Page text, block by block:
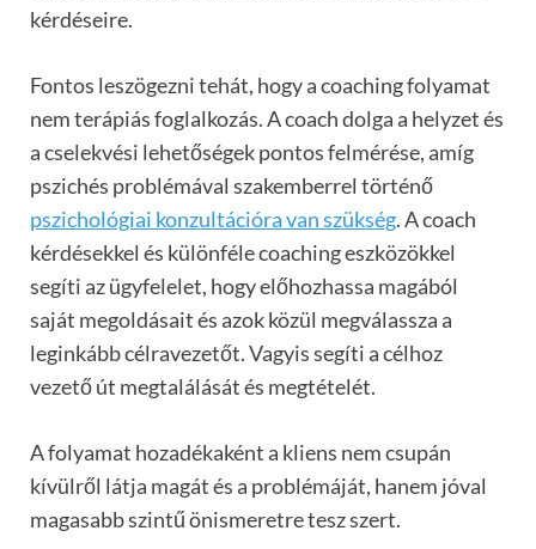
kérdéseire.
Fontos leszögezni tehát, hogy a coaching folyamat
nem terápiás foglalkozás. A coach dolga a helyzet és
a cselekvési lehetőségek pontos felmérése, amíg
pszichés problémával szakemberrel történő
pszichológiai konzultációra van szükség. A coach
kérdésekkel és különféle coaching eszközökkel
segíti az ügyfelelet, hogy előhozhassa magából
saját megoldásaités azok közül megválassza a
leginkább célravezetőt. Vagyis segíti a célhoz
vezető út megtalálását és megtételét.
A folyamat hozadékaként a kliens nem csupán
kívülről látja magát és a problémáját, hanem jóval
magasabb szintű önismeretre tesz szert.